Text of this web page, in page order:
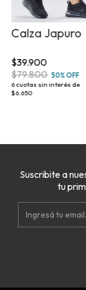
Calza Japuro
$39.900
$79.800 50% OFF
6cuotas sin interés de
$6.650
Suscribite a
tu